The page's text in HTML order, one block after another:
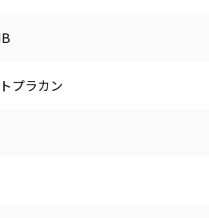
プラカン